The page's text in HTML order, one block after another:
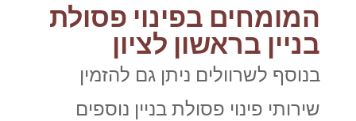
המומחים בפינוי פסולת
בניין בראשון לציון
בנוסף לשרוולים ניתן גם להזמין
שירותי פינוי פסולת בניין נוספים